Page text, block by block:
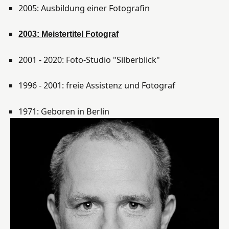
2005: Ausbildung einer Fotografin
2003: Meistertitel Fotograf
2001 - 2020: Foto-Studio "Silberblick"
1996 - 2001: freie Assistenz und Fotograf
1971: Geboren in Berlin